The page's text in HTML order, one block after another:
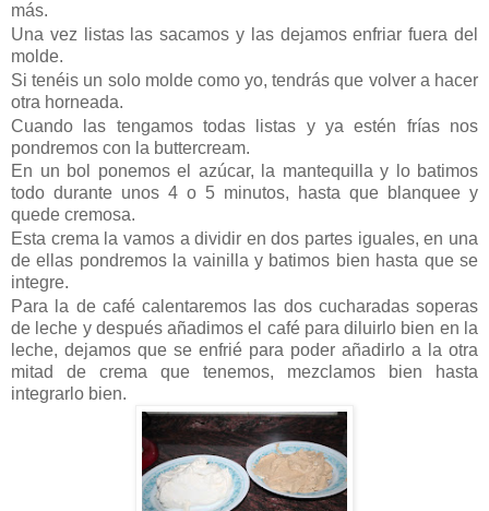
más.
Una vez listas las sacamos y las dejamos enfriar fuera del
molde.
Si tenéis un solo molde como yo, tendrás que volver a hacer
otra horneada.
Cuando las tengamos todas listas y ya estén frías nos
pondremos con la buttercream.
En un bol ponemos el azúcar, la mantequilla y lo batimos
todo durante unos 4 o 5 minutos, hasta que blanquee y
quede cremosa.
Esta crema la vamos a dividir en dos partes iguales, en una
de ellas pondremos la vainilla y batimos bien hasta que se
integre.
Para la de café calentaremos las dos cucharadas soperas
de leche y después añadimos el café para diluirlo bien en la
leche, dejamos que se enfrié para poder añadirlo a la otra
mitad de crema que tenemos, mezclamos bien hasta
integrarlo bien.